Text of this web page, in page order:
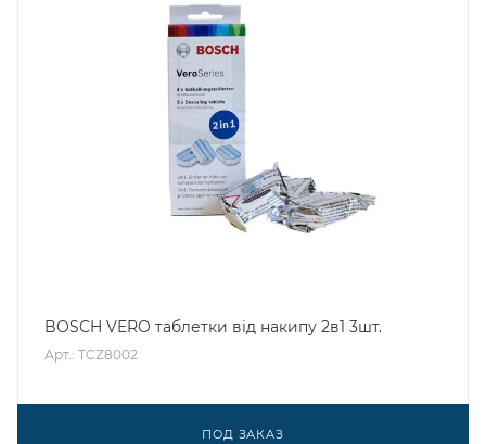
BOSCH VERO таблетки від накипу 2в1 3шт.
Арт.: TCZ8002
ПОД ЗАКАЗ